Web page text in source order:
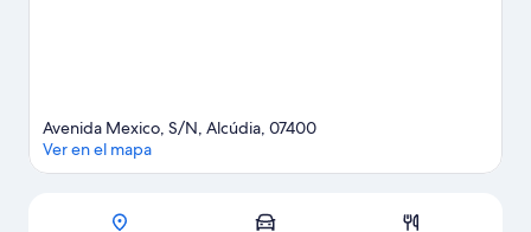
Mapa
Avenida Mexico, S/N, Alcúdia, 07400
Ver en el mapa